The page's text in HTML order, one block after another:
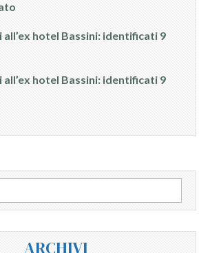
hotel Bassini: identificati 9
hotel Bassini: identificati 9
ARCHIVI